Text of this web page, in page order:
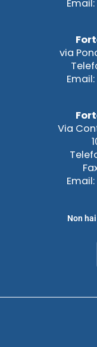
via
Via
Non